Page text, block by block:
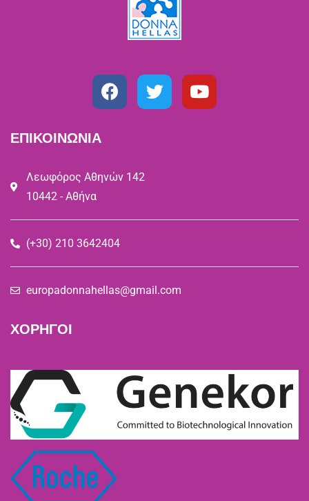
ΕΠΙΚΟΙΝΩΝΙΑ
Λεωφόρος Αθηνών 142
10442 - Αθήνα
(+30) 210 3642404
europadonnahellas@gmail.com
ΧΟΡΗΓΟΙ